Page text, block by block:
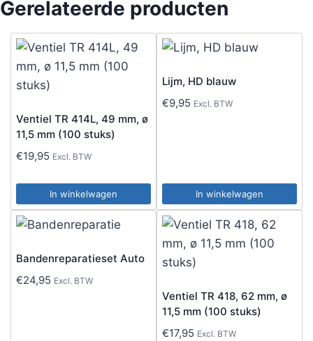
Gerelateerde producten
Ventiel TR 414L, 49 mm, ø
11,5 mm (100 stuks)
€19,95 Excl. BTW
In winkelwagen
Lijm, HD blauw
€9,95 Excl. BTW
In winkelwagen
Bandenreparatieset Auto
€24,95 Excl. BTW
Ventiel TR 418, 62 mm, ø
11,5 mm (100 stuks)
€17,95 Excl. BTW